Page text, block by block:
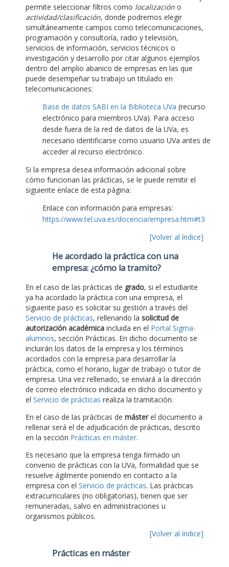
permite seleccionar filtros como localización o
actividad/clasificación, donde podremos elegir
simultáneamente campos como telecomunicaciones,
programación y consultoría, radio y televisión,
servicios de información, servicios técnicos o
investigación y desarrollo por citar algunos ejemplos
dentro del amplio abanico de empresas en las que
puede desempeñar su trabajo un titulado en
telecomunicaciones:
Base de datos SABI en la Biblioteca UVa (recurso
electrónico para miembros UVa). Para acceso
desde fuera de la red de datos de la UVa, es
necesario identificarse como usuario UVa antes de
acceder al recurso electrónico.
Si la empresa desea información adicional sobre
cómo funcionan las prácticas, se le puede remitir el
siguiente enlace de esta página:
Enlace con información para empresas:
https://www.tel.uva.es/docencia/empresa.htm#t3
[Volver al índice]
He acordado la práctica con una
empresa: ¿cómo la tramito?
En el caso de las prácticas de grado, si el estudiante
ya ha acordado la práctica con una empresa, el
siguiente paso es solicitar su gestión a través del
Servicio de prácticas, rellenando la solicitud de
autorización académica incluida en el Portal Sigma-
alumnos, sección Prácticas. En dicho documento se
incluirán los datos de la empresa y los términos
acordados con la empresa para desarrollar la
práctica, como el horario, lugar de trabajo o tutor de
empresa. Una vez rellenado, se enviará a la dirección
de correo electrónico indicada en dicho documento y
el Servicio de prácticas realiza la tramitación.
En el caso de las prácticas de másterel documento a
rellenar será el de adjudicación de prácticas, descrito
en la sección Prácticas en máster.
Es necesario que la empresa tenga firmado un
convenio de prácticas con la UVa, formalidad que se
resuelve ágilmente poniendo en contacto a la
empresa con el Servicio de prácticas. Las prácticas
extracurriculares (no obligatorias), tienen que ser
remuneradas, salvo en administraciones u
organismos públicos.
[Volver al índice]
Prácticas en máster